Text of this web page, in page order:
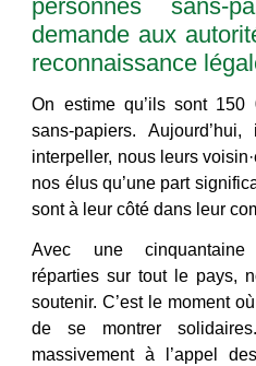
personnes sans-
demande aux
reconnaissance
On estime qu’ils sont
sans-papiers.
interpeller, nous leurs
nos élus qu’une part
sont à leur côté dans leur
Avec une cinquantaine
réparties sur tout le pays,
soutenir. C’est le moment
de se montrer
massivement à l’appel